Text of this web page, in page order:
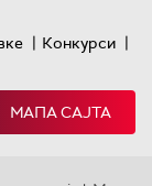
| Конкурси |
МАПА САЈТА